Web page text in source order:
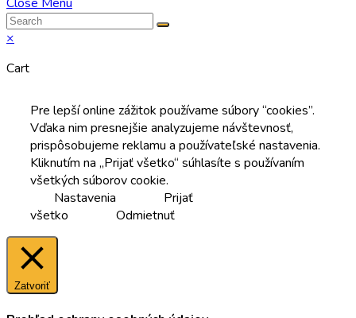
×
Cart
Pre lepší online zážitok používame súbory “cookies”.
Vďaka nim presnejšie analyzujeme návštevnosť,
prispôsobujeme reklamu a používateľské nastavenia.
Kliknutím na „Prijať všetko“ súhlasíte s používaním
všetkých súborov cookie.
Nastavenia
Prijať
všetko
Odmietnuť
Zatvoriť